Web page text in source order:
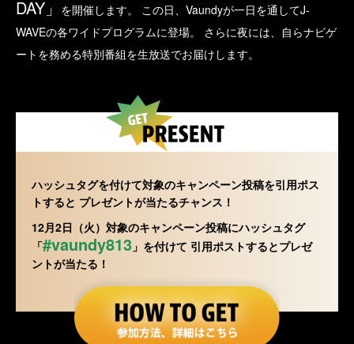
DAY」
を開催します。
この日、Vaundyが一日を通してJ-
WAVEの各ワイドプログラムに登場。
さらに夜には、自らナビゲ
ートを務める特別番組を生放送でお届けします。
ハッシュタグを付けて対象のキャンペーン投稿を引用ポス
トすると プレゼントが当たるチャンス！
12月2日（火）対象のキャンペーン投稿にハッシュタグ
「#vaundy813 」を付けて 引用ポストするとプレゼ
ントが当たる！